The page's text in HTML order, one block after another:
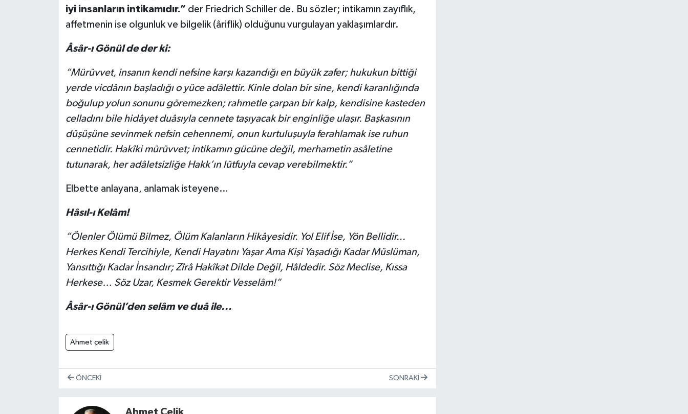
iyi insanların intikamıdır.” der Friedrich Schiller de. Bu sözler; intikamın zayıflık,
affetmenin ise olgunluk ve bilgelik (âriflik) olduğunu vurgulayan yaklaşımlardır.
Âsâr-ı Gönül de der ki:
“Mürüvvet, insanın kendi nefsine karşı kazandığı en büyük zafer; hukukun bittiği
yerde vicdânın başladığı o yüce adâlettir. Kinle dolan bir sine, kendi karanlığında
boğulup yolun sonunu göremezken; rahmetle çarpan bir kalp, kendisine kasteden
celladını bile hidâyet duâsıyla cennete taşıyacak bir enginliğe ulaşır. Başkasının
düşüşüne sevinmek nefsin cehennemi, onun kurtuluşuyla ferahlamak ise ruhun
cennetidir. Hakîki mürüvvet; intikamın gücüne değil, merhametin asâletine
tutunarak, her adâletsizliğe Hakk’ın lütfuyla cevap verebilmektir.”
Elbette anlayana, anlamak isteyene…
Hâsıl-ı Kelâm!
“Ölenler Ölümü Bilmez, Ölüm Kalanların Hikâyesidir. Yol Elif İse, Yön Bellidir...
Herkes Kendi Tercihiyle, Kendi Hayatını Yaşar Ama Kişi Yaşadığı Kadar Müslüman,
Yansıttığı Kadar İnsandır; Zîrâ Hakîkat Dilde Değil, Hâldedir. Söz Meclise, Kıssa
Herkese… Söz Uzar, Kesmek Gerektir Vesselâm!”
Âsâr-ı Gönül’den selâm ve duâ ile...
Ahmet çelik
ÖNCEKI SONRAKI
Ahmet Çelik